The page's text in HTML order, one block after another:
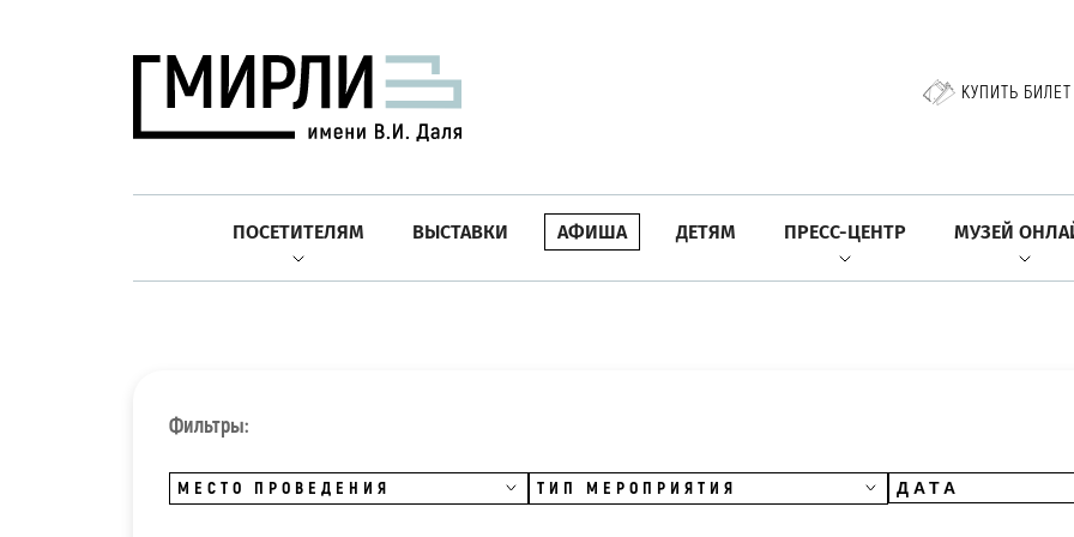
КУПИТЬ БИЛЕТ
ПОСЕТИТЕЛЯМ ВЫСТАВКИ АФИША ДЕТЯМ ПРЕСС-ЦЕНТР МУЗЕЙ
Фильтры:
МЕСТО ПРОВЕДЕНИЯ ТИП МЕРОПРИЯТИЯ